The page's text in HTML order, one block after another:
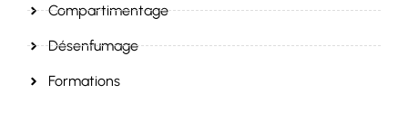
Compartimentage
Désenfumage
Formations